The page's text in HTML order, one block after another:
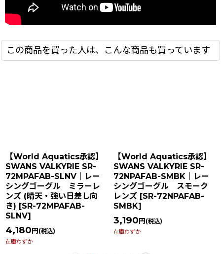
この商品を買った人は、こんな商品も買っています
【World Aquatics承認】
SWANS VALKYRIE SR-
72MPAFAB-SLNV｜レー
シングゴーグル ミラーレ
ンズ (晴天・強い日差し向
き) [SR-72MPAFAB-
SLNV]
4,180円(税込)
在庫わずか
【World Aquatics承認】
SWANS VALKYRIE SR-
72NPAFAB-SMBK｜レー
シングゴーグル スモーク
レンズ [SR-72NPAFAB-
SMBK]
3,190円(税込)
在庫わずか